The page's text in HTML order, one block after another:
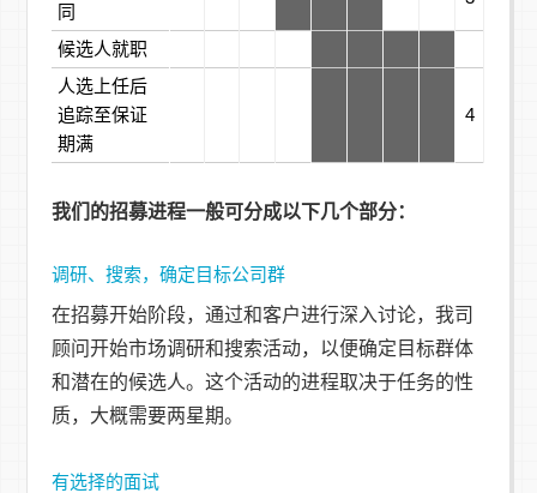
同
候选人就职
人选上任后
追踪至保证
期满
4
我们的招募进程一般可分成以下几个部分：
调研、搜索，确定目标公司群
在招募开始阶段，通过和客户进行深入讨论，我司
顾问开始市场调研和搜索活动，以便确定目标群体
和潜在的候选人。这个活动的进程取决于任务的性
质，大概需要两星期。
有选择的面试